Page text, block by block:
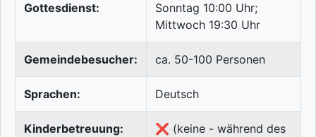
Gottesdienst:
Sonntag 10:00 Uhr;
Mittwoch 19:30 Uhr
Gemeindebesucher: ca. 50-100 Personen
Sprachen: Deutsch
Kinderbetreuung:
❌ (keine - während des